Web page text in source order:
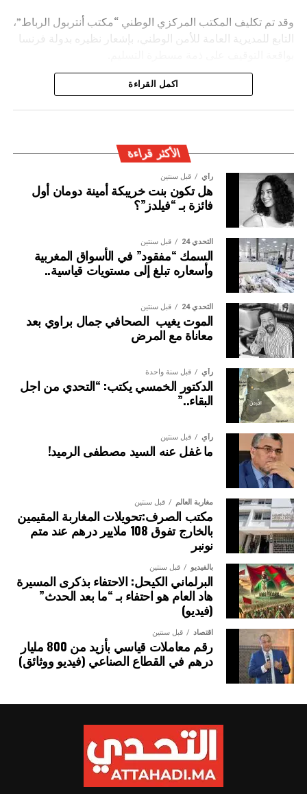
وقد تم تكليف المكتب المركزي الوطني “مكتب أنتربول الرباط”،
التابع للمديرية العامة للأمن الوطني، بإشعار نظيره بدولة فرنسا
ويأتي توقيف المشتبه به في سياق التزام المصالح الأمنية
المغربية بتفعيل آليات التعاون الأمني الدولي، خصوصا ملاحقة
اكمل القراءة
الأكثر قراءة
رأي قبل سنتين
هل تكون بنت خريبكة أمينة دومان أول
فائزة بـ “فيلدز”؟
التحدي 24 قبل سنتين
السمك “مفقود” في الأسواق المغربية
وأسعاره تبلغ إلى مستويات قياسية..
التحدي 24 قبل سنتين
الموت يغيب الصحافي جمال براوي بعد
معاناة مع المرض
رأي قبل سنة واحدة
الدكتور الخمسي يكتب: “التحدي من اجل
البقاء..”
رأي قبل سنتين
ما غفل عنه السيد مصطفى الرميد!
مغاربة العالم قبل سنتين
مكتب الصرف:تحويلات المغاربة المقيمين
بالخارج تفوق 108 ملايير درهم عند متم
نونبر
بالفيديو قبل سنتين
البرلماني الكيحل: الاحتفاء بذكرى المسيرة
هاد العام هو احتفاء بـ “ما بعد الحدث”
(فيديو)
اقتصاد قبل سنتين
رقم معاملات قياسي بأزيد من 800 مليار
درهم في القطاع الصناعي (فيديو ووثائق)